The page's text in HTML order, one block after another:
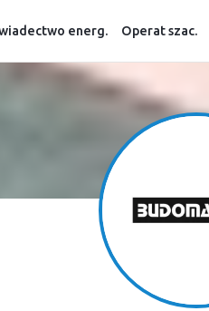
energ. Operat szac.